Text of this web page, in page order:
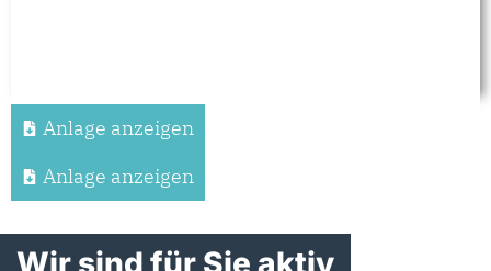
Anlage anzeigen
Anlage anzeigen
Wir sind für Sie aktiv